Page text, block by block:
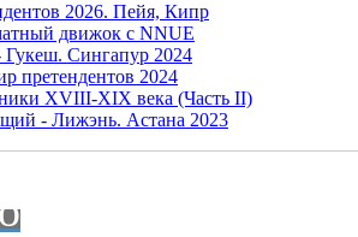
2026. Пейя, Кипр
движок с NNUE
Сингапур 2024
претендентов 2024
XVIII-XIX века (Часть II)
- Лижэнь. Астана 2023